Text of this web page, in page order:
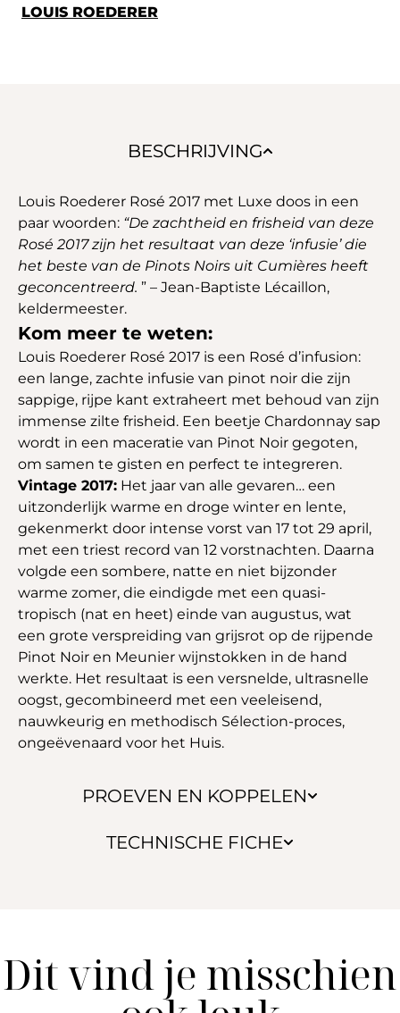
LOUIS ROEDERER
BESCHRIJVING
PROEVEN EN KOPPELEN
TECHNISCHE FICHE
Louis Roederer Rosé 2017 met Luxe doos in een
paar woorden: “De zachtheid en frisheid van deze
Rosé 2017 zijn het resultaat van deze ‘infusie’ die
het beste van de Pinots Noirs uit Cumières heeft
geconcentreerd. ” – Jean-Baptiste Lécaillon,
keldermeester.
Kom meer te weten:
Louis Roederer Rosé 2017 is een Rosé d’infusion:
een lange, zachte infusie van pinot noir die zijn
sappige, rijpe kant extraheert met behoud van zijn
immense zilte frisheid. Een beetje Chardonnay sap
wordt in een maceratie van Pinot Noir gegoten,
om samen te gisten en perfect te integreren.
Vintage 2017: Het jaar van alle gevaren… een
uitzonderlijk warme en droge winter en lente,
gekenmerkt door intense vorst van 17 tot 29 april,
met een triest record van 12 vorstnachten. Daarna
volgde een sombere, natte en niet bijzonder
warme zomer, die eindigde met een quasi-
tropisch (nat en heet) einde van augustus, wat
een grote verspreiding van grijsrot op de rijpende
Pinot Noir en Meunier wijnstokken in de hand
werkte. Het resultaat is een versnelde, ultrasnelle
oogst, gecombineerd met een veeleisend,
nauwkeurig en methodisch Sélection-proces,
ongeëvenaard voor het Huis.
Dit vind je misschien